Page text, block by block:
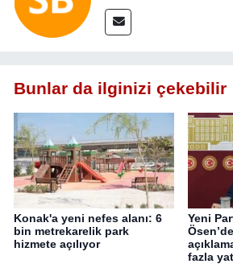
Bunlar da ilginizi çekebilir
Konak'a yeni nefes alanı: 6
bin metrekarelik park
hizmete açılıyor
Yeni
fazla